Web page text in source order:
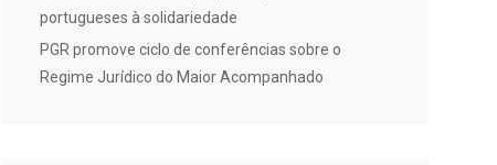
portugueses à solidariedade
PGR promove ciclo de conferências sobre o
Regime Jurídico do Maior Acompanhado